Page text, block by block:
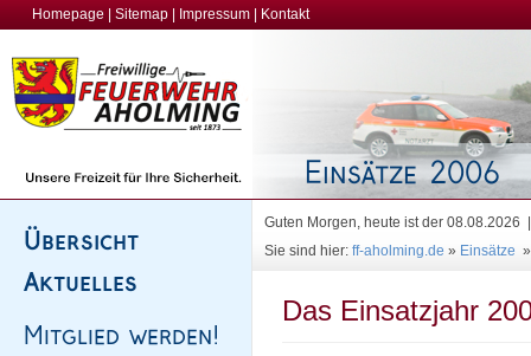
Homepage Sitemap Impressum Kontakt
Guten Morgen, heute ist der
Sie sind hier: ff-aholming.de » Einsätze
Das Einsatzjahr